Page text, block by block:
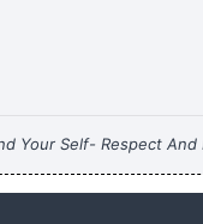
Your Self- Respect